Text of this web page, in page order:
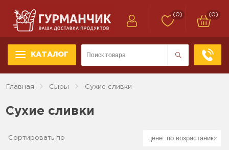
КАТАЛОГ
(0) (0)
Главная Сыры Сухие сливки
Сухие сливки
Сортировать по